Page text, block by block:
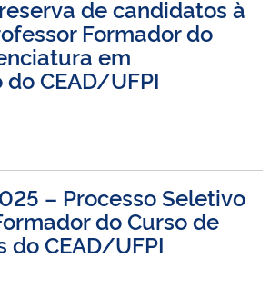
de candidatos à
Formador do
em
CEAD/UFPI
– Processo Seletivo
do Curso de
do CEAD/UFPI